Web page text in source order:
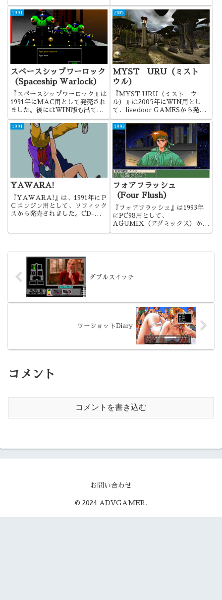
1991
スペースシップワーロック
（Spaceship Warlock）
『スペースシップワーロック』は
1991年にMAC用として発売され
ました。後にはWIN版も出てい
『Spaceship Warlock』は1990
年にリアクター社から発売され、
本作は日本語移植版となります。
2005
MYST URU（ミスト
ウル）
『MYST URU（ミスト ウ
ル）』は2005年にWIN用とし
て、livedoor GAMESから発売
年に発売された『Uru：Ages
Beyond Myst』で、本作はそれ
の日本語移植版になりますね。
1991
YAWARA!
『YAWARA!』は、1991年にＰ
Ｃエンジン用として、ソフィック
スから発売されました。CD-
1993
フォアフラッシュ
（Four Flush）
『フォアフラッシュ』は1993年
にPC98用として、
AGUMIX（アグミックス）から
発売されました。多くの要素で工
ダブルスイッチ
ツーショットDiary
コメント
コメントを書き込む
お問い合わせ
© 2024 ADVGAMER.